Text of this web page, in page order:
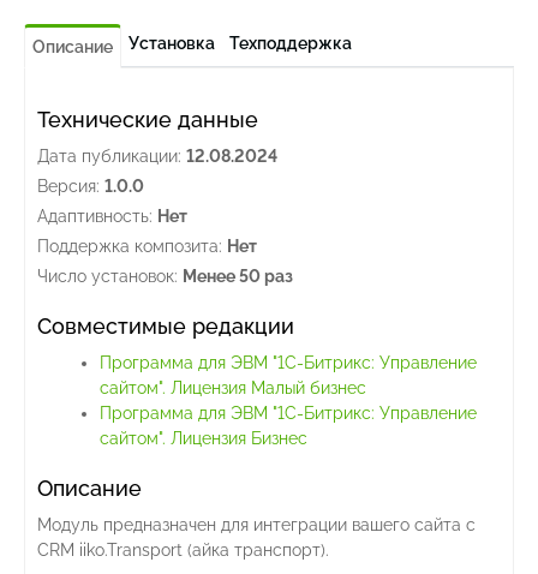
Описание Установка Техподдержка
Технические данные
Дата публикации: 12.08.2024
Версия: 1.0.0
Адаптивность: Нет
Поддержка композита: Нет
Число установок: Менее 50 раз
Совместимые редакции
Программа для ЭВМ "1С-Битрикс: Управление
сайтом". Лицензия Малый бизнес
Программа для ЭВМ "1С-Битрикс: Управление
сайтом". Лицензия Бизнес
Описание
Модуль предназначен для интеграции вашего сайта с
CRM iiko.Transport (айка транспорт).